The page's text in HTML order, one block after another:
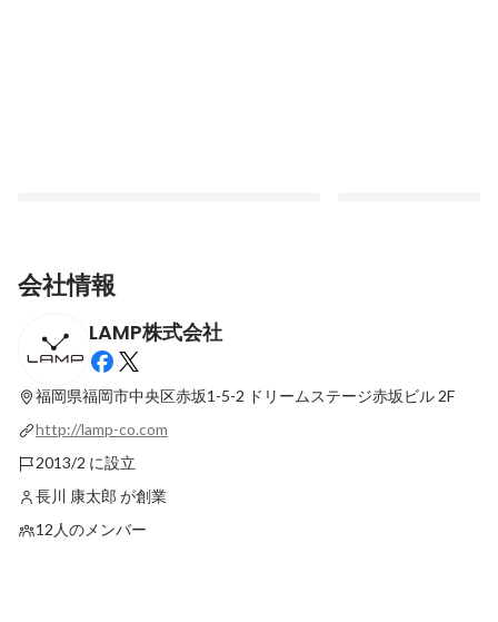
気付けば今年もあと半分。LAMPの新しい
挑戦について
最新順で表示 最新順で表示
会社情報
LAMP株式会社
福岡県福岡市中央区赤坂1-5-2 ドリームステージ赤坂ビル 2F
http://lamp-co.com
2013/2 に設立
長川 康太郎 が創業
12人のメンバー